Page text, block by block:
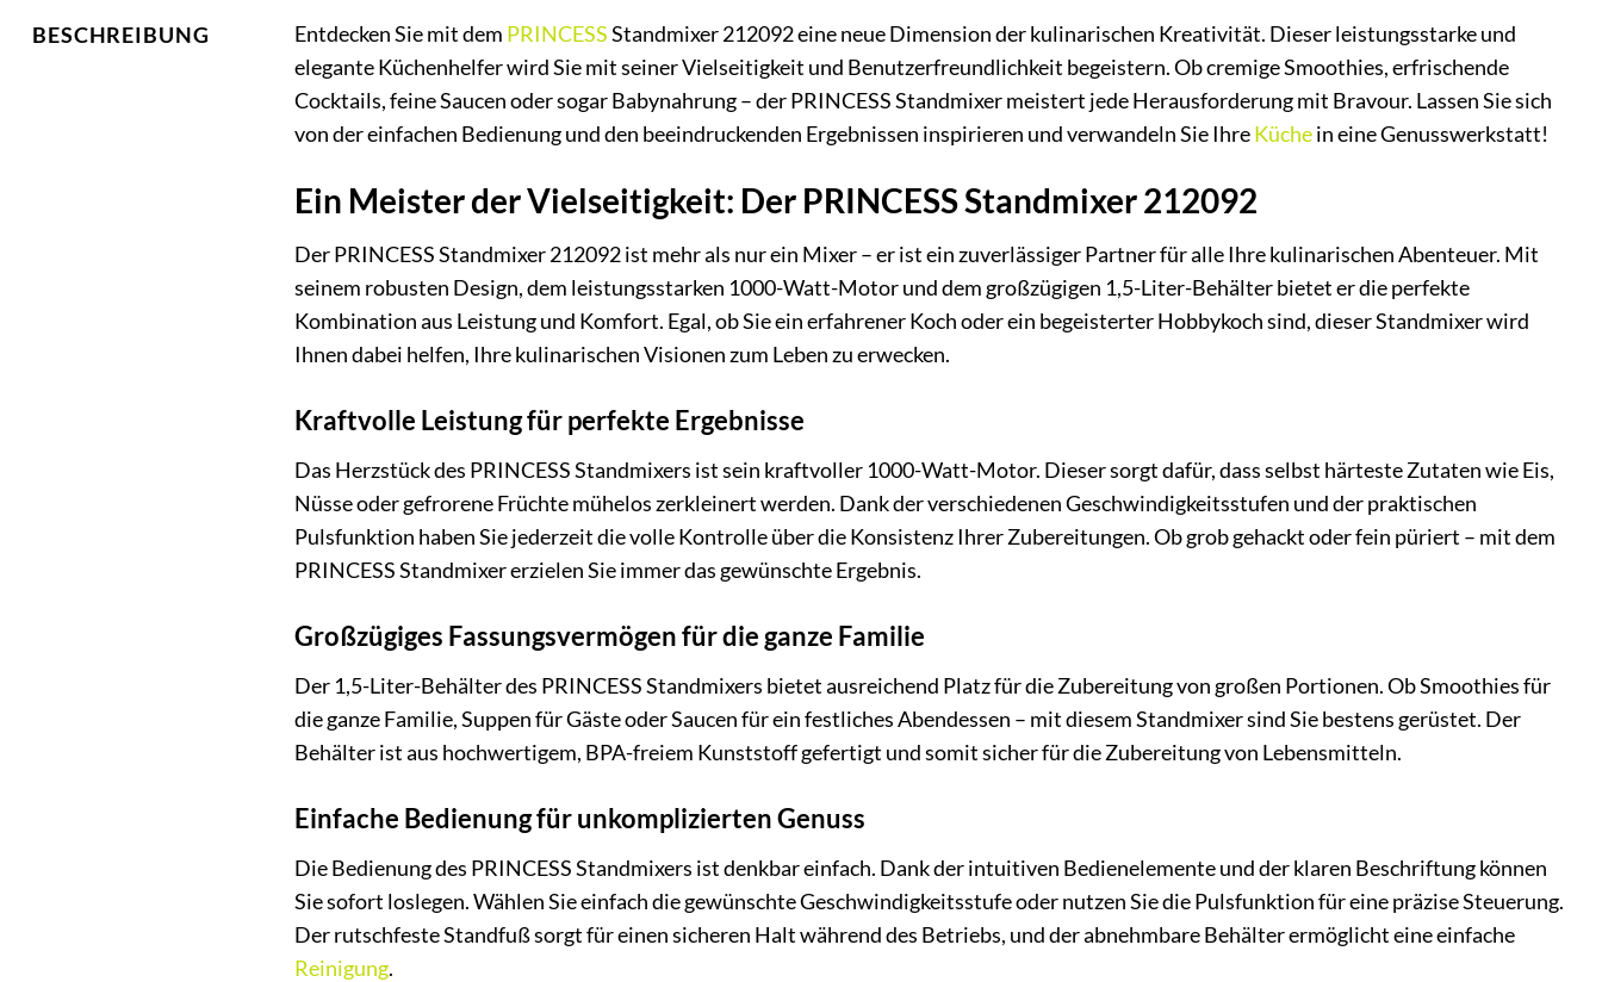
BESCHREIBUNG Entdecken Sie mit dem PRINCESSStandmixer 212092 eine neue Dimension der kulinarischen Kreativität. Dieser leistungsstarke und
elegante Küchenhelfer wird Sie mit seiner Vielseitigkeit und Benutzerfreundlichkeit begeistern. Ob cremige Smoothies, erfrischende
Cocktails, feine Saucen oder sogar Babynahrung – der PRINCESS Standmixer meistert jede Herausforderung mit Bravour. Lassen Sie sich
von der einfachen Bedienung und den beeindruckenden Ergebnissen inspirieren und verwandeln Sie IhreKüchein eine Genusswerkstatt!
Ein Meister der Vielseitigkeit: Der PRINCESS Standmixer 212092
Der PRINCESS Standmixer 212092 ist mehr als nur ein Mixer – er ist ein zuverlässiger Partner für alle Ihre kulinarischen Abenteuer. Mit
seinem robusten Design, dem leistungsstarken 1000-Watt-Motor und dem großzügigen 1,5-Liter-Behälter bietet er die perfekte
Kombination aus Leistung und Komfort. Egal, ob Sie ein erfahrener Koch oder ein begeisterter Hobbykoch sind, dieser Standmixer wird
Ihnen dabei helfen, Ihre kulinarischen Visionen zum Leben zu erwecken.
Kraftvolle Leistung für perfekte Ergebnisse
Das Herzstück des PRINCESS Standmixers ist sein kraftvoller 1000-Watt-Motor. Dieser sorgt dafür, dass selbst härteste Zutaten wie Eis,
Nüsse oder gefrorene Früchte mühelos zerkleinert werden. Dank der verschiedenen Geschwindigkeitsstufen und der praktischen
Pulsfunktion haben Sie jederzeit die volle Kontrolle über die Konsistenz Ihrer Zubereitungen. Ob grob gehackt oder fein püriert – mit dem
PRINCESS Standmixer erzielen Sie immer das gewünschte Ergebnis.
Großzügiges Fassungsvermögen für die ganze Familie
Der 1,5-Liter-Behälter des PRINCESS Standmixers bietet ausreichend Platz für die Zubereitung von großen Portionen. Ob Smoothies für
die ganze Familie, Suppen für Gäste oder Saucen für ein festliches Abendessen – mit diesem Standmixer sind Sie bestens gerüstet. Der
Behälter ist aus hochwertigem, BPA-freiem Kunststoff gefertigt und somit sicher für die Zubereitung von Lebensmitteln.
Einfache Bedienung für unkomplizierten Genuss
Die Bedienung des PRINCESS Standmixers ist denkbar einfach. Dank der intuitiven Bedienelemente und der klaren Beschriftung können
Sie sofort loslegen. Wählen Sie einfach die gewünschte Geschwindigkeitsstufe oder nutzen Sie die Pulsfunktion für eine präzise Steuerung.
Der rutschfeste Standfuß sorgt für einen sicheren Halt während des Betriebs, und der abnehmbare Behälter ermöglicht eine einfache
Reinigung.